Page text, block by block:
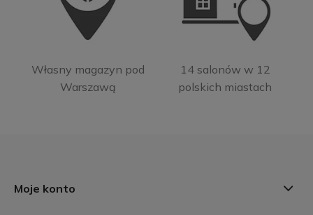
Własny magazyn pod
Warszawą
14 salonów w 12
polskich miastach
Moje konto